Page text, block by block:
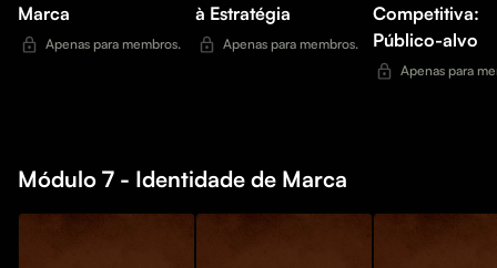
Marca
Apenas para membros.
à Estratégia
Apenas para membros.
Competitiva:
Público-alvo
Apenas para
Módulo 7 - Identidade de Marca